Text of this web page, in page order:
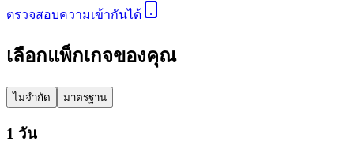
ตรวจสอบความเข้ากันได้
เลือกแพ็กเกจของคุณ
ไม่จำกัด มาตรฐาน
1 วัน